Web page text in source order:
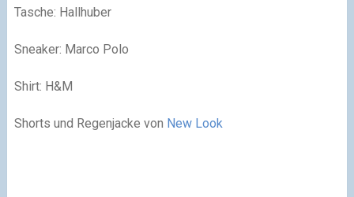
Tasche: Hallhuber
Sneaker: Marco Polo
Shirt: H&M
Shorts und Regenjacke von New Look